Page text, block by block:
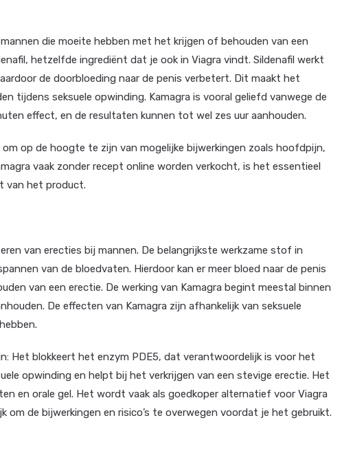
die moeite hebben met het krijgen of behouden van een
hetzelfde ingrediënt dat je ook in Viagra vindt. Sildenafil werkt
de doorbloeding naar de penis verbetert. Dit maakt het
tijdens seksuele opwinding. Kamagra is vooral geliefd vanwege de
effect, en de resultaten kunnen tot wel zes uur aanhouden.
op de hoogte te zijn van mogelijke bijwerkingen zoals hoofdpijn,
vaak zonder recept online worden verkocht, is het essentieel
van het product.
van erecties bij mannen. De belangrijkste werkzame stof in
van de bloedvaten. Hierdoor kan er meer bloed naar de penis
van een erectie. De werking van Kamagra begint meestal binnen
De effecten van Kamagra zijn afhankelijk van seksuele
Het blokkeert het enzym PDE5, dat verantwoordelijk is voor het
opwinding en helpt bij het verkrijgen van een stevige erectie. Het
en orale gel. Het wordt vaak als goedkoper alternatief voor Viagra
om de bijwerkingen en risico’s te overwegen voordat je het gebruikt.